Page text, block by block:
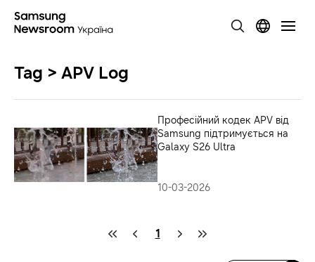
Tag > APV Log
Професійний кодек APV від
Samsung підтримується на
Galaxy S26 Ultra
10-03-2026
1